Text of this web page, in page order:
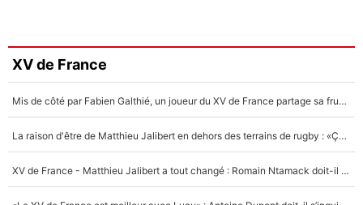
XV de France
Mis de côté par Fabien Galthié, un joueur du XV de France partage sa frustration : «ils ne me l’ont pas dit tout de suite»
La raison d'être de Matthieu Jalibert en dehors des terrains de rugby : «Ça m'atteint autant que si tu touches à un membre de ma famille»
XV de France - Matthieu Jalibert a tout changé : Romain Ntamack doit-il s’inquiéter pour sa place à un an de la Coupe du monde ?